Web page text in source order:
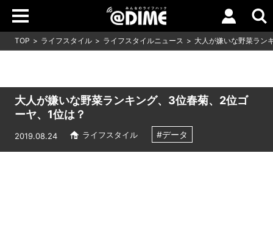
TOP ライフスタイル ライフスタイルニュース 大人が嫌いな野菜ラン
大人が嫌いな野菜ランキング、3位春菊、2位ゴ
ーヤ、1位は？
2019.08.24 ライフスタイル #データ